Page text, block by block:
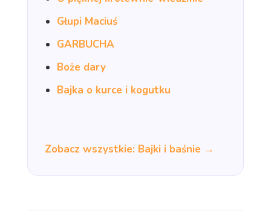
Głupi Maciuś
GARBUCHA
Boże dary
Bajka o kurce i kogutku
Zobacz wszystkie: Bajki i baśnie →